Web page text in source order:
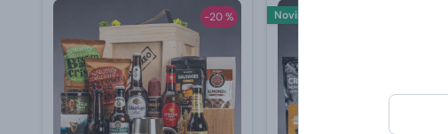
-20 % Novinka